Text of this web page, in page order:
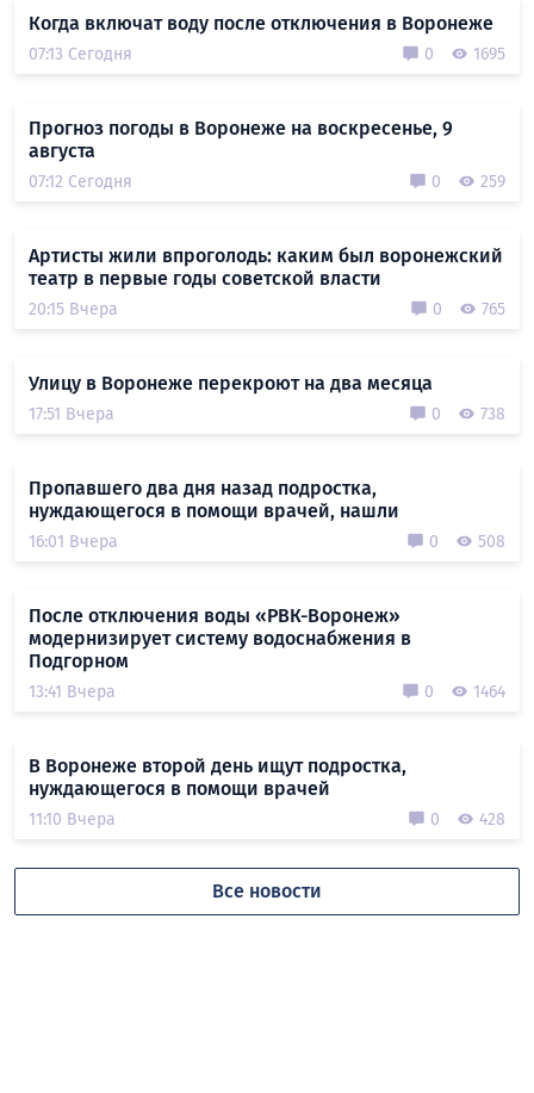
Когда включат воду после отключения в Воронеже
07:13 Сегодня 0 1695
Прогноз погоды в Воронеже на воскресенье, 9
августа
07:12 Сегодня 0 259
Артисты жили впроголодь: каким был воронежский
театр в первые годы советской власти
20:15 Вчера 0 765
Улицу в Воронеже перекроют на два месяца
17:51 Вчера 0 738
Пропавшего два дня назад подростка,
нуждающегося в помощи врачей, нашли
16:01 Вчера 0 508
После отключения воды «РВК-Воронеж»
модернизирует систему водоснабжения в
Подгорном
13:41 Вчера 0 1464
В Воронеже второй день ищут подростка,
нуждающегося в помощи врачей
11:10 Вчера 0 428
Все новости